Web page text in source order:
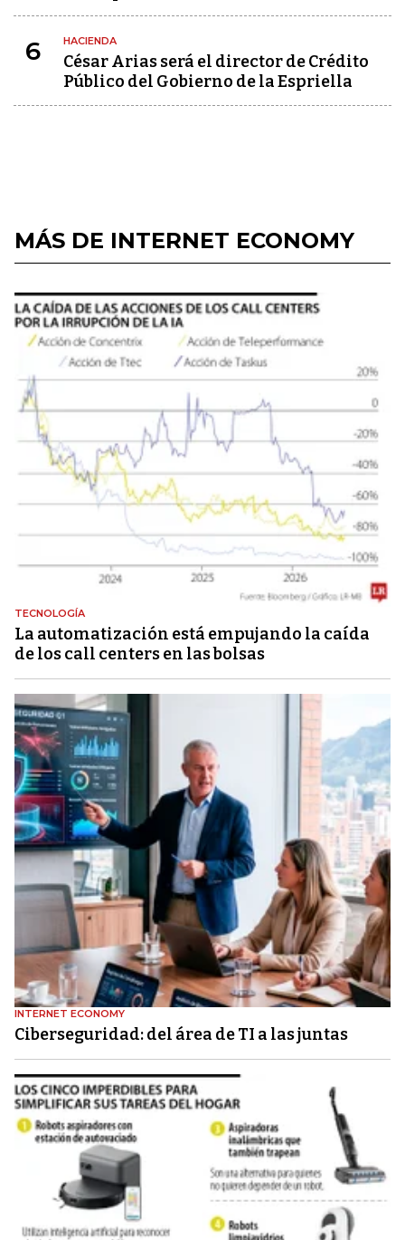
6 HACIENDA
César Arias será el director de Crédito
Público del Gobierno de la Espriella
MÁS DE INTERNET ECONOMY
TECNOLOGÍA
La automatización está empujando la caída
de los call centers en las bolsas
INTERNET ECONOMY
Ciberseguridad: del área de TI a las juntas